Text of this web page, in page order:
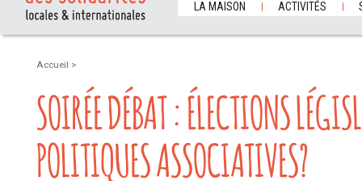
LA MAISON ACTIVITÉS
Accueil >
SOIRÉE DÉBAT : ÉLECTIONS
POLITIQUES ASSOCIATIVES?